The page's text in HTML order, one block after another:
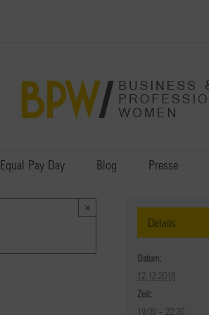
Equal Pay Day Blog Presse
×
Details
Datum:
12.12.2018
Zeit:
19:00 - 22:30